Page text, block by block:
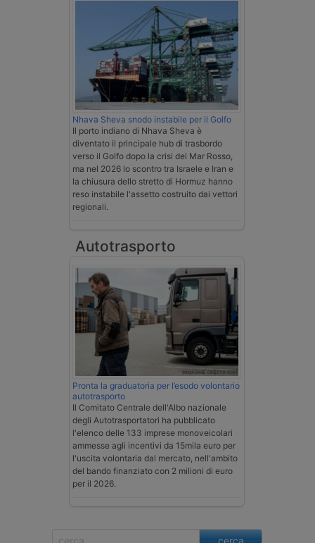
Nhava Sheva snodo instabile per il Golfo
Il porto indiano di Nhava Sheva è
diventato il principale hub di trasbordo
verso il Golfo dopo la crisi del Mar Rosso,
ma nel 2026 lo scontro tra Israele e Iran e
la chiusura dello stretto di Hormuz hanno
reso instabile l'assetto costruito dai vettori
regionali.
Autotrasporto
Pronta la graduatoria per l’esodo volontario
autotrasporto
Il Comitato Centrale dell'Albo nazionale
degli Autotrasportatori ha pubblicato
l'elenco delle 133 imprese monoveicolari
ammesse agli incentivi da 15mila euro per
l'uscita volontaria dal mercato, nell'ambito
del bando finanziato con 2 milioni di euro
per il 2026.
cerca